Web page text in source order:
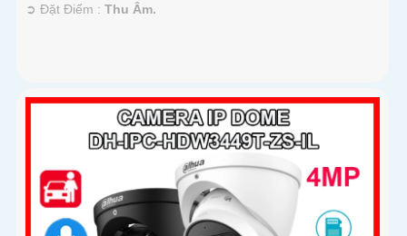
️➲ Đặt Điểm : Thu Âm.